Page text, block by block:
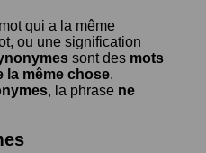
qui a la même
ou une signification
sont des mots
la même chose.
, la phrase ne